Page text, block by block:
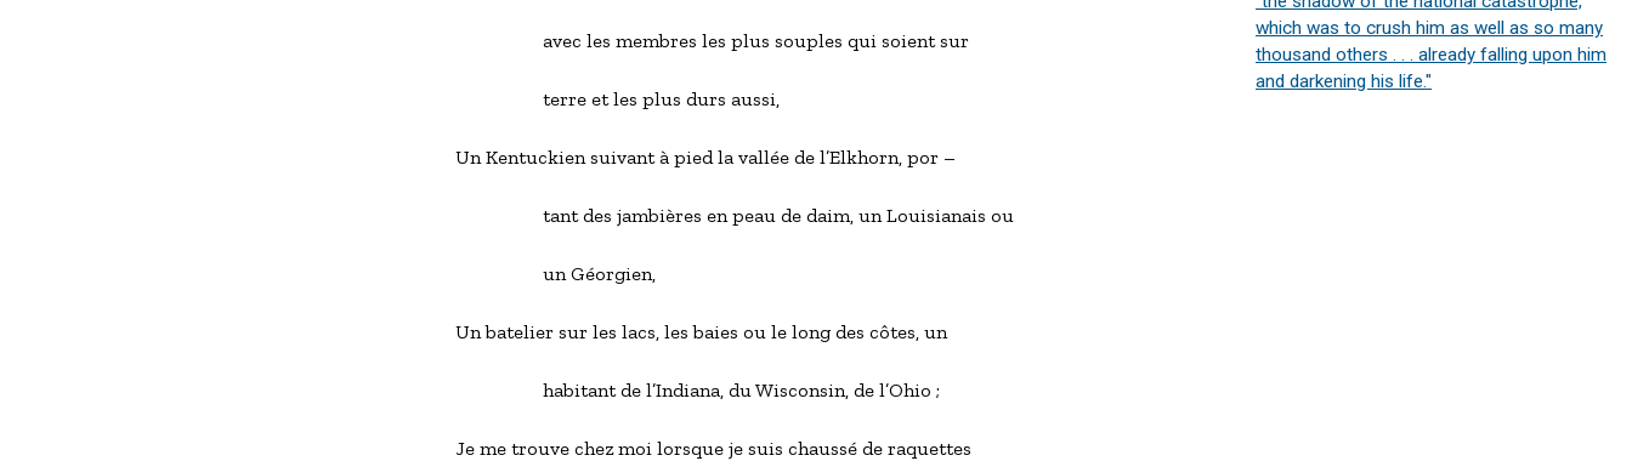
                  avec les membres les plus souples qui soient sur
                  terre et les plus durs aussi,
Un Kentuckien suivant à pied la vallée de l’Elkhorn, por –
                  tant des jambières en peau de daim, un Louisianais ou
                  un Géorgien,
Un batelier sur les lacs, les baies ou le long des côtes, un
                  habitant de l’Indiana, du Wisconsin, de l’Ohio ;
Je me trouve chez moi lorsque je suis chaussé de raquettes
which was to crush him as well as so many
thousand others . . . already falling upon him
and darkening his life."